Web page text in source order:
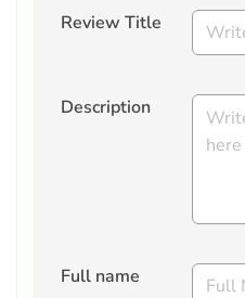
Review Title
Description
Full name